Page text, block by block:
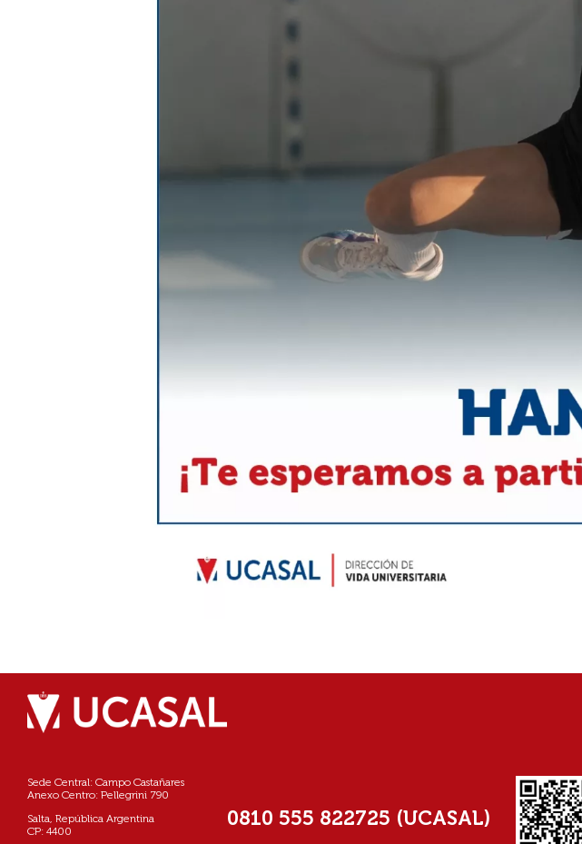
Sede Central: Campo Castañares
Anexo Centro: Pellegrini 790
Salta, República Argentina
CP: 4400
0810 555 822725 (UCASAL)